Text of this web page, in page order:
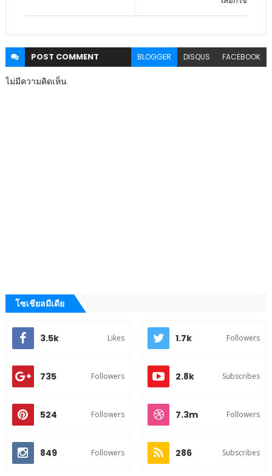
POST COMMENT BLOGGER DISQUS FACEBOOK
ไม่มีความคิดเห็น
โซเชียลมีเดีย
3.5k Likes 1.7k Followers
735 Followers 2.8k Subscribes
524 Followers 7.3m Followers
849 Followers 286 Subscribes